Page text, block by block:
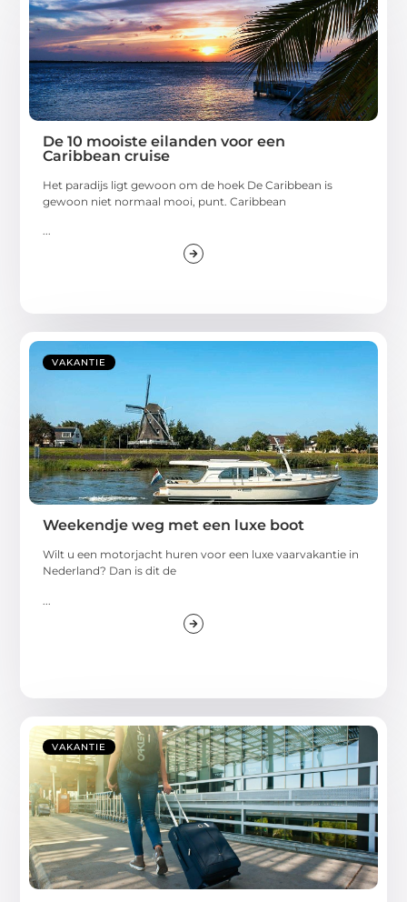
De 10 mooiste eilanden voor een
Caribbean cruise
Het paradijs ligt gewoon om de hoek De Caribbean is
gewoon niet normaal mooi, punt. Caribbean
...
VAKANTIE
Weekendje weg met een luxe boot
Wilt u een motorjacht huren voor een luxe vaarvakantie in
Nederland? Dan is dit de
VAKANTIE